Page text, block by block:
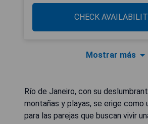
CHECK
Mostrar más
Río de Janeiro, con su
montañas y playas, se erige como
para las parejas que buscan vivir